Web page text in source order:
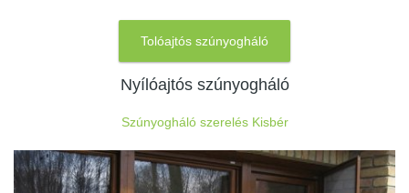
Tolóajtós szúnyogháló
Nyílóajtós szúnyogháló
Szúnyogháló szerelés Kisbér